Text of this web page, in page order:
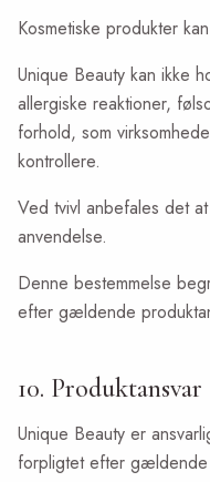
Kosmetiske produkter
Unique Beauty kan ikke
allergiske reaktioner,
forhold, som
kontrollere.
Ved tvivl anbefales det
anvendelse.
Denne bestemmelse
efter gældende
10. Produktansvar
Unique Beauty er
forpligtet efter gældende